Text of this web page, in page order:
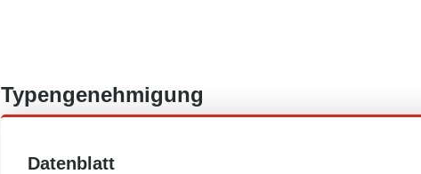
Typengenehmigung
Datenblatt